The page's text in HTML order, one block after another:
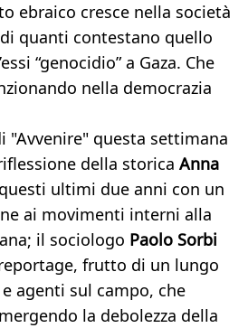
ebraico cresce nella società
quanti contestano quello
“genocidio” a Gaza. Che
nella democrazia
"Avvenire" questa settimana
della storica Anna
ultimi due anni con un
ai movimenti interni alla
il sociologo Paolo Sorbi
frutto di un lungo
agenti sul campo, che
la debolezza della